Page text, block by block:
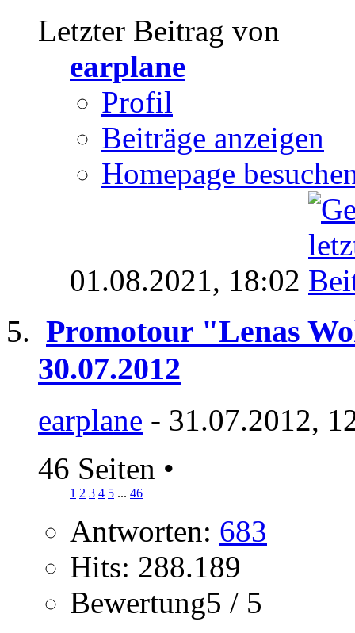
Letzter Beitrag von
earplane
Profil
Beiträge anzeigen
Homepage
01.08.2021, 18:02
Promotour "Lenas
30.07.2012
earplane - 31.07.2012,
46 Seiten •
1 2 3 4 5 ... 46
Antworten: 683
Hits: 288.189
Bewertung5 / 5